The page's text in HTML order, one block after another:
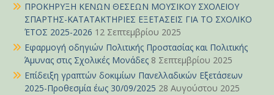
ΠΡΟΚΗΡΥΞΗ ΚΕΝΩΝ ΘΕΣΕΩΝ ΜΟΥΣΙΚΟΥ ΣΧΟΛΕΙΟΥ
ΣΠΑΡΤΗΣ-ΚΑΤΑΤΑΚΤΗΡΙΕΣ ΕΞΕΤΑΣΕΙΣ ΓΙΑ ΤΟ ΣΧΟΛΙΚΟ
ΈΤΟΣ 2025-2026 12 Σεπτεμβρίου 2025
Εφαρμογή οδηγιών Πολιτικής Προστασίας και Πολιτικής
Άμυνας στις Σχολικές Μονάδες 8 Σεπτεμβρίου 2025
Επίδειξη γραπτών δοκιμίων Πανελλαδικών Εξετάσεων
2025-Προθεσμία έως 30/09/2025 28 Αυγούστου 2025